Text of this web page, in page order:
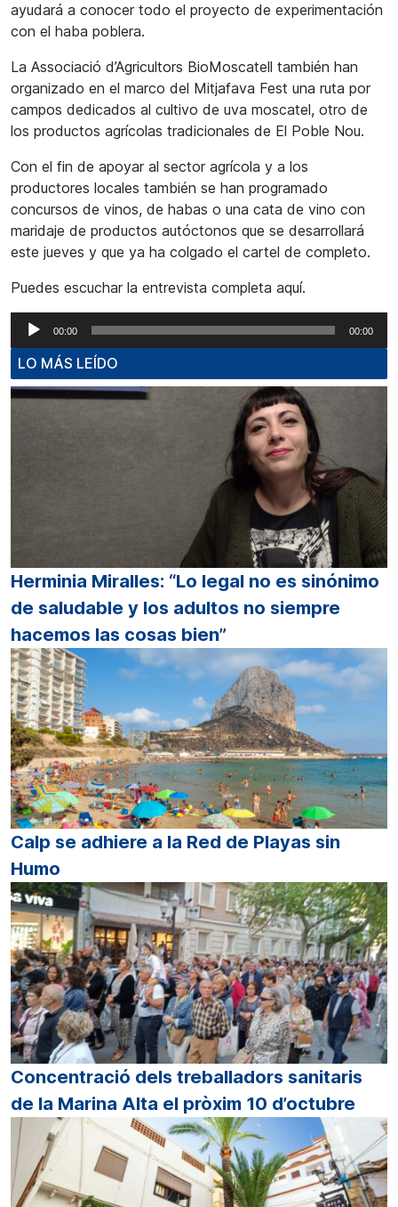
ayudará a conocer todo el proyecto de experimentación
con el haba poblera.
La Associació d’Agricultors BioMoscatell también han
organizado en el marco del Mitjafava Fest una ruta por
campos dedicados al cultivo de uva moscatel, otro de
los productos agrícolas tradicionales de El Poble Nou.
Con el fin de apoyar al sector agrícola y a los
productores locales también se han programado
concursos de vinos, de habas o una cata de vino con
maridaje de productos autóctonos que se desarrollará
este jueves y que ya ha colgado el cartel de completo.
Puedes escuchar la entrevista completa aquí.
Reproductor
de
audio
00:00 00:00
LO MÁS LEÍDO
Herminia Miralles: “Lo legal no es sinónimo
de saludable y los adultos no siempre
hacemos las cosas bien”
Calp se adhiere a la Red de Playas sin
Humo
Concentració dels treballadors sanitaris
de la Marina Alta el pròxim 10 d’octubre